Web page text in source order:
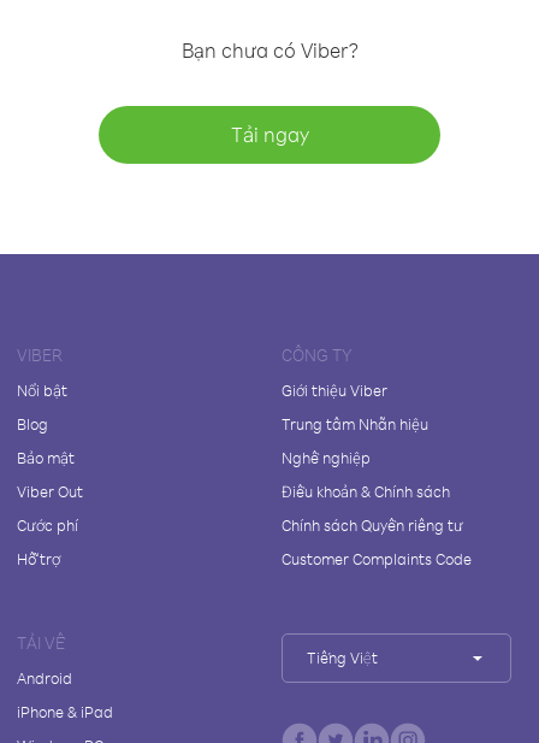
Bạn chưa có Viber?
Tải ngay
VIBER
Nổi bật
Blog
Bảo mật
Viber Out
Cước phí
Hỗ trợ
CÔNG TY
Giới thiệu Viber
Trung tâm Nhãn hiệu
Nghề nghiệp
Điều khoản & Chính sách
Chính sách Quyền riêng tư
Customer Complaints Code
TẢI VỀ
Android
iPhone & iPad
Tiếng Việt